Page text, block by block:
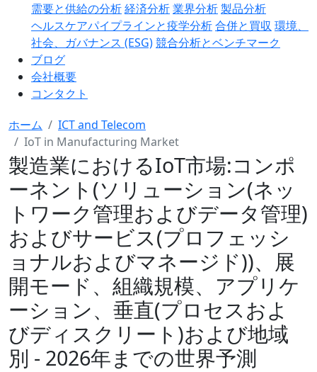
需要と供給の分析経済分析業界分析製品分析
ヘルスケアパイプラインと疫学分析合併と買収 環境、
社会、ガバナンス (ESG)競合分析とベンチマーク
ブログ
会社概要
コンタクト
ホーム
ICT and Telecom
IoT in Manufacturing Market
製造業におけるIoT市場:コンポ
ーネント(ソリューション(ネッ
トワーク管理およびデータ管理)
およびサービス(プロフェッシ
ョナルおよびマネージド))、展
開モード、組織規模、アプリケ
ーション、垂直(プロセスおよ
びディスクリート)および地域
別 - 2026年までの世界予測